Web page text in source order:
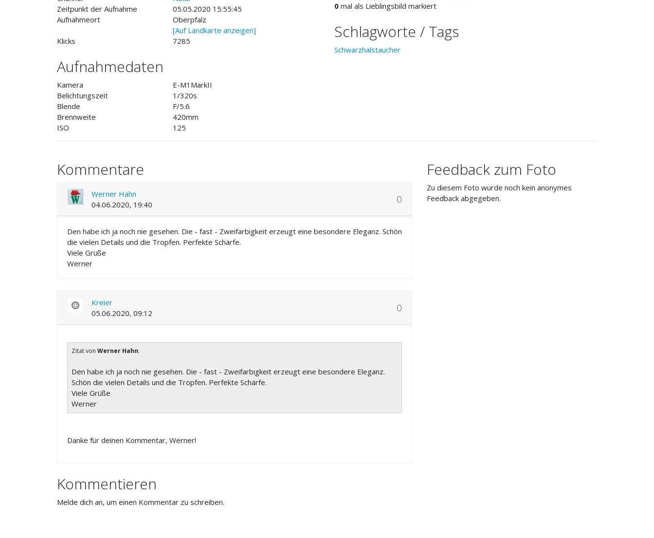
Zeitpunkt der Aufnahme
05.05.2020 15:55:45
Aufnahmeort
Oberpfalz
[Auf Landkarte anzeigen]
Klicks
7285
Aufnahmedaten
Kamera
E-M1MarkII
Belichtungszeit
1/320s
Blende
F/5.6
Brennweite
420mm
ISO
125
0 mal als Lieblingsbild markiert
Schlagworte / Tags
Schwarzhalstaucher
Kommentare
Werner Hahn
04.06.2020, 19:40
0
Den habe ich ja noch nie gesehen. Die - fast - Zweifarbigkeit erzeugt eine besondere Eleganz. Schön
die vielen Details und die Tropfen. Perfekte Schärfe.
Viele Grüße
Werner
Kreier
05.06.2020, 09:12
0
Zitat von Werner Hahn:
Den habe ich ja noch nie gesehen. Die - fast - Zweifarbigkeit erzeugt eine besondere Eleganz.
Schön die vielen Details und die Tropfen. Perfekte Schärfe.
Viele Grüße
Werner
Danke für deinen Kommentar, Werner!
Kommentieren
Melde dich an, um einen Kommentar zu schreiben.
Feedback zum Foto
Zu diesem Foto wurde noch kein anonymes
Feedback abgegeben.